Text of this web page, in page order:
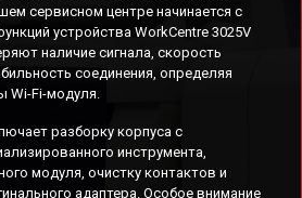
сервисном центре начинается с
устройства WorkCentre 3025V
наличие сигнала, скорость
соединения, определяя
Wi-Fi-модуля.
разборку корпуса с
инструмента,
модуля, очистку контактов и
адаптера. Особое внимание